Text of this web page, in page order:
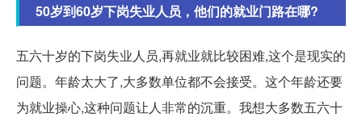
50岁到60岁下岗失业人员，他们的就业门路在哪?
五六十岁的下岗失业人员,再就业就比较困难,这个是现实的
问题。年龄太大了,大多数单位都不会接受。这个年龄还要
为就业操心,这种问题让人非常的沉重。我想大多数五六十